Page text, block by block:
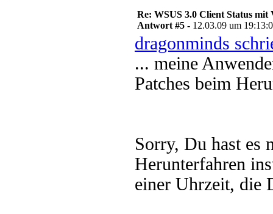
Re: WSUS 3.0 Client Status
Antwort #5 - 12.03.09 um
dragonminds
... meine
Patches beim
Sorry, Du hast es
Herunterfahren
einer Uhrzeit, die